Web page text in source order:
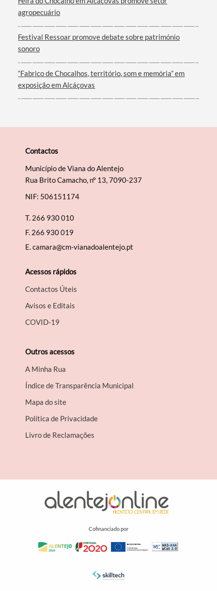
agropecuário
Festival Ressoar promove debate sobre património
sonoro
“Fabrico de Chocalhos, território, som e memória” em
exposição em Alcáçovas
Contactos
Município de Viana do Alentejo
Rua Brito Camacho, nº 13, 7090-237
NIF: 506151174
T. 266 930 010
F. 266 930 019
E.camara@cm-vianadoalentejo.pt
Acessos rápidos
Contactos Úteis
Avisos e Editais
COVID-19
Outros acessos
A Minha Rua
Índice de Transparência Municipal
Mapa do site
Política de Privacidade
Livro de Reclamações
Cofinanciado por